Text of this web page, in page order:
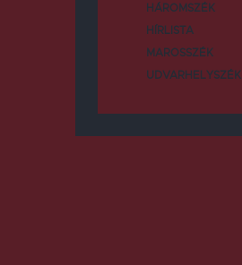
HÁROMSZÉK
HÍRLISTA
MAROSSZÉK
UDVARHELYSZÉK